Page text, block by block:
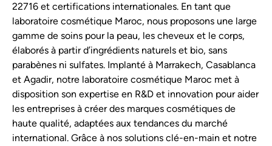
22716 et certifications internationales. En tant que
laboratoire cosmétique Maroc, nous proposons une large
gamme de soins pour la peau, les cheveux et le corps,
élaborés à partir d’ingrédients naturels et bio, sans
parabènes ni sulfates. Implanté à Marrakech, Casablanca
et Agadir, notre laboratoire cosmétique Maroc met à
disposition son expertise en R&D et innovation pour aider
les entreprises à créer des marques cosmétiques de
haute qualité, adaptées aux tendances du marché
international. Grâce à nos solutions clé-en-main et notre